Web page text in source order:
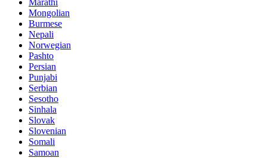
Mongolian
Burmese
Nepali
Norwegian
Pashto
Persian
Punjabi
Serbian
Sesotho
Sinhala
Slovak
Slovenian
Somali
Samoan